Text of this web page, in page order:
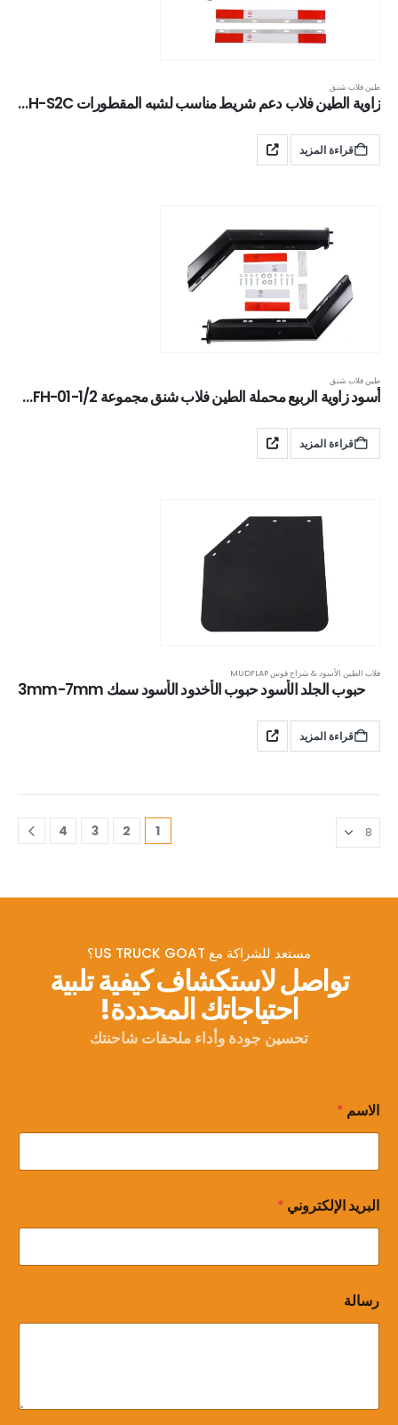
طين فلاب شنق
زاوية الطين فلاب دعم شريط مناسب لشبه المقطورات XKJ-MFH-S2C
قراءة المزيد
طين فلاب شنق
أسود زاوية الربيع محملة الطين فلاب شنق مجموعة XKJ-MFH-01-1/2
قراءة المزيد
فلاب الطين الأسود & شراح قوس MUDFLAP
حبوب الجلد الأسود حبوب الأخدود الأسود سمك 3mm-7mm
قراءة المزيد
1
2
3
4
مستعد للشراكة مع US TRUCK GOAT؟
تواصل لاستكشاف كيفية تلبية
احتياجاتك المحددة!
تحسين جودة وأداء ملحقات شاحنتك
الاسم *
ل
ا
م
ل
ا
البريد الإلكتروني *
رسالة